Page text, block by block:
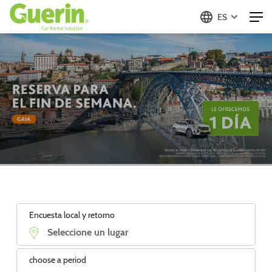
ES
Encuesta local y retorno
choose a period